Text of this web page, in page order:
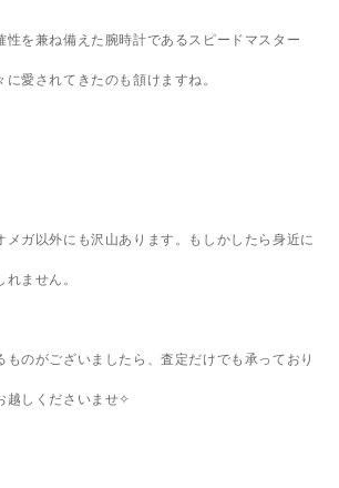
性を兼ね備えた腕時計であるスピードマスター
愛されてきたのも頷けますね。
メガ以外にも沢山あります。もしかしたら身近に
ません。
ものがございましたら、査定だけでも承っており
越しくださいませ✧